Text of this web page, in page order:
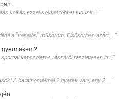
kell és ezzel sokkal többet tudunk..."
a ˝vasalós˝ műsorom. Elsősorban azért,..."
gyermekem?
kapcsolatos részéről részletesen itt..."
A barátnőméknél 2 gyerek van, egy 2...."